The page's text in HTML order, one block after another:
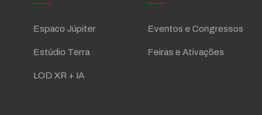
Espaco Júpiter
Estúdio Terra
LOD XR + IA
Eventos e Congressos
Feiras e Ativações